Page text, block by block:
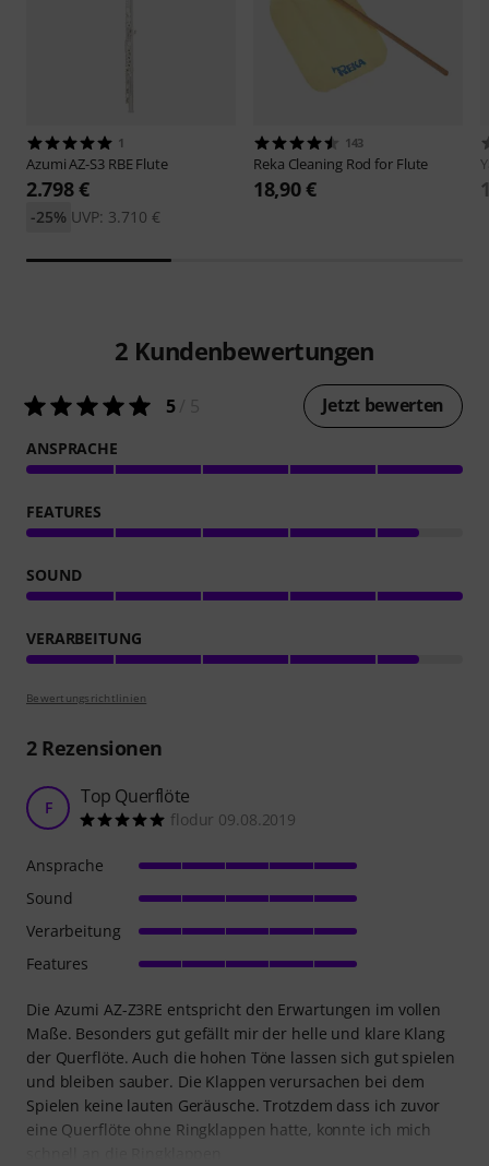
1
AzumiAZ-S3 RBE Flute
2.798 €
UVP: 3.710 €
-25%
143
Reka Cleaning Rod for Flute
18,90 €
2 Kundenbewertungen
5/ 5 Jetzt bewerten
ANSPRACHE
FEATURES
SOUND
VERARBEITUNG
Bewertungsrichtlinien
2Rezensionen
F Top Querflöte
flodur 09.08.2019
Die Azumi AZ-Z3RE entspricht den Erwartungen im vollen
Maße. Besonders gut gefällt mir der helle und klare Klang
der Querflöte. Auch die hohen Töne lassen sich gut spielen
und bleiben sauber. Die Klappen verursachen bei dem
Spielen keine lauten Geräusche. Trotzdem dass ich zuvor
eine Querflöte ohne Ringklappen hatte, konnte ich mich
Ansprache
Sound
Verarbeitung
Features